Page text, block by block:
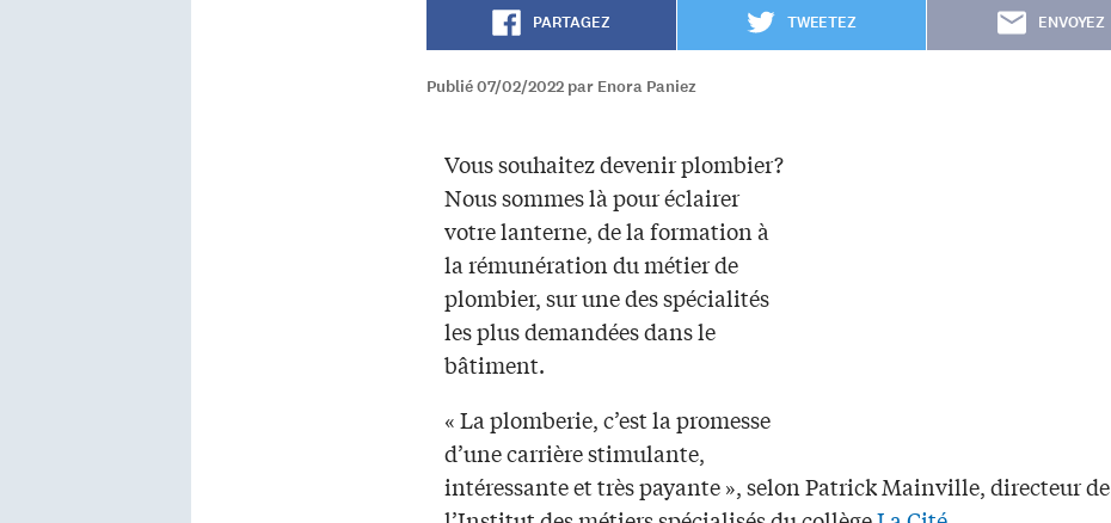
PARTAGEZ TWEETEZ ENVOYEZ
Publié 07/02/2022 par Enora Paniez
Vous souhaitez devenir plombier?
Nous sommes là pour éclairer
votre lanterne, de la formation à
la rémunération du métier de
plombier, sur une des spécialités
les plus demandées dans le
bâtiment.
« La plomberie, c’est la promesse
d’une carrière stimulante,
intéressante et très payante », selon Patrick Mainville, directeur de